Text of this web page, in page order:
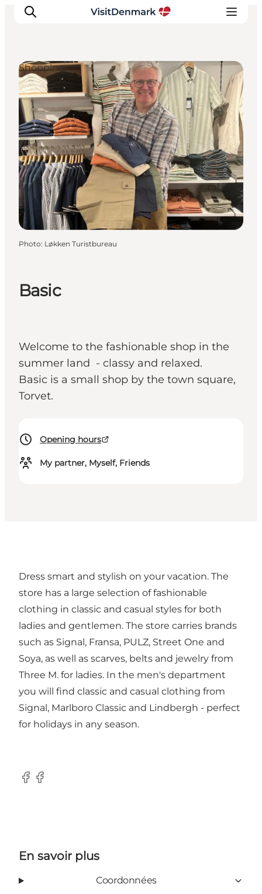
Inspirations
Destinations
Quoi faire
Hébergements
Planifiez votre voyage
Basic
Welcome to the fashionable shop in the
summer land - classy and relaxed.
Basic is a small shop by the town square,
Torvet.
Opening hours
My partner, Myself, Friends
Shopping
Photo: Løkken Turistbureau
Dress smart and stylish on your vacation. The
store has a large selection of fashionable
clothing in classic and casual styles for both
ladies and gentlemen. The store carries brands
such as Signal, Fransa, PULZ, Street One and
Soya, as well as scarves, belts and jewelry from
Three M. for ladies. In the men's department
you will find classic and casual clothing from
Signal, Marlboro Classic and Lindbergh - perfect
for holidays in any season.
Facebook
Facebook
En savoir plus
Coordonnées